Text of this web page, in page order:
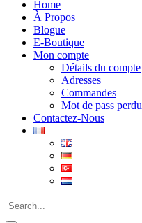
Home
À Propos
Blogue
E-Boutique
Mon compte
Détails du compte
Adresses
Commandes
Mot de pass perdu
Contactez-Nous